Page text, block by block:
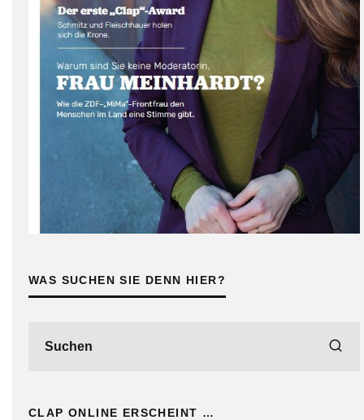
WAS SUCHEN SIE DENN HIER?
CLAP ONLINE ERSCHEINT …